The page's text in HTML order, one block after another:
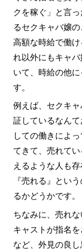
› カンタン
› 卒業生の声
› 働く女性
› ご応募・
› グループ
› オンライ
› 店舗スタ
クを稼ぐ」と言
るセクキャバ嬢
高額な時給で働
れ以外にもキャ
いて、時給の他
す。
例えば、セクキ
証しているなん
しての働きによ
てきて、売れて
えるような人も
『売れる』とい
るかどうかです。
ちなみに、売れ
キャストが指名
など、外見の良